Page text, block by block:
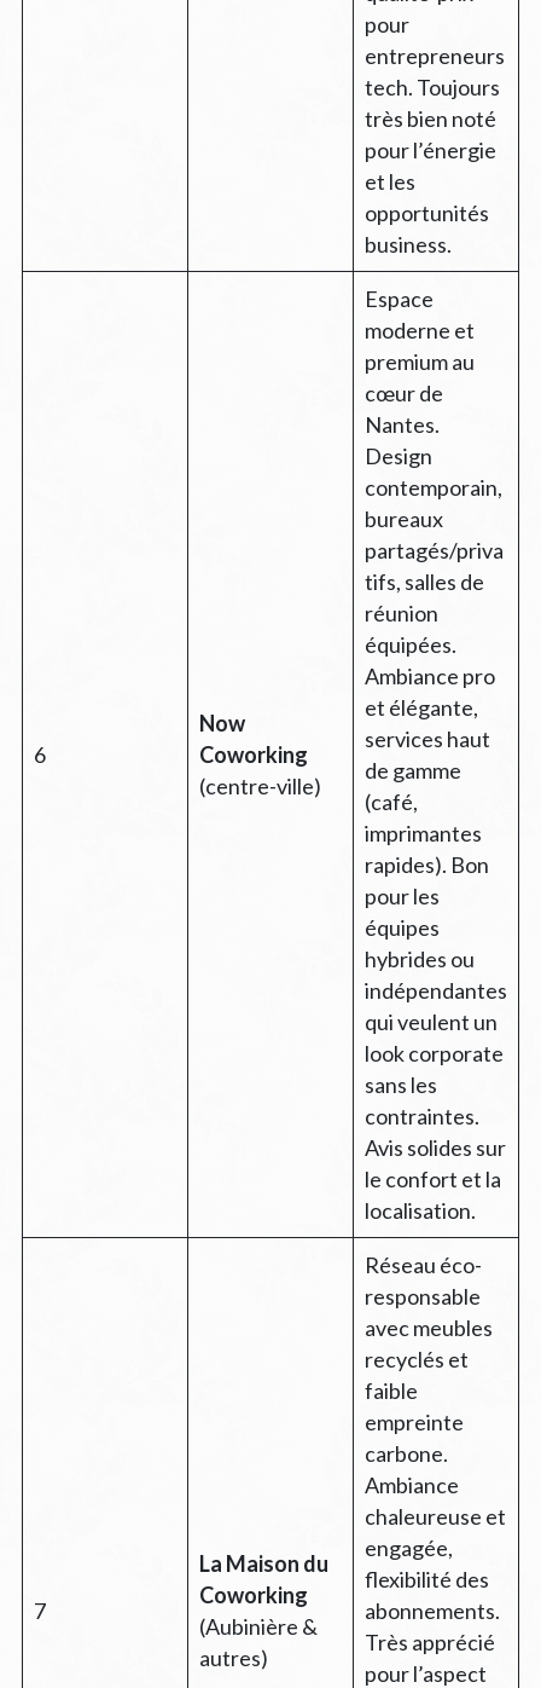
pour
entrepreneurs
tech. Toujours
très bien noté
pour l’énergie
et les
opportunités
business.
6
Now
Coworking
(centre-ville)
Espace
moderne et
premium au
cœur de
Nantes.
Design
contemporain,
bureaux
partagés/priva
tifs, salles de
réunion
équipées.
Ambiance pro
et élégante,
services haut
de gamme
(café,
imprimantes
rapides). Bon
pour les
équipes
hybrides ou
indépendantes
qui veulent un
look corporate
sans les
contraintes.
Avis solides sur
le confort et la
localisation.
7
La Maison du
Coworking
(Aubinière &
autres)
Réseau éco-
responsable
avec meubles
recyclés et
faible
empreinte
carbone.
Ambiance
chaleureuse et
engagée,
flexibilité des
abonnements.
Très apprécié
pour l’aspect